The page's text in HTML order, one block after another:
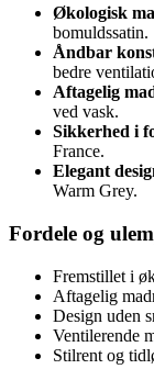
Økologisk
bomuldssatin.
Åndbar
bedre
Aftagelig
ved vask.
Sikkerhed i
France.
Elegant
Warm Grey.
Fordele og
Fremstillet i
Aftagelig
Design uden
Ventilerende
Stilrent og